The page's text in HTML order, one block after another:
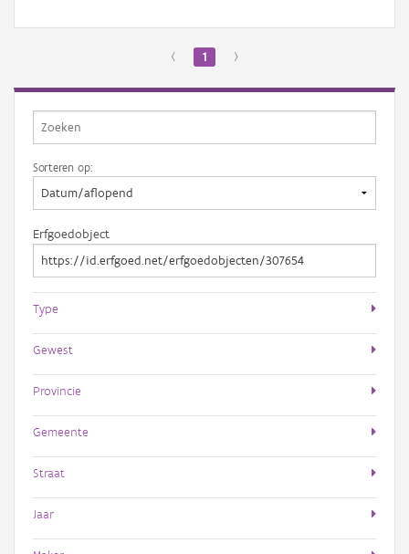
‹ 1 ›
Sorteren op:
Erfgoedobject
Type
Gewest
Provincie
Gemeente
Straat
Jaar